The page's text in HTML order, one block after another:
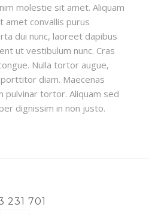
molestie sit amet. Aliquam
amet convallis purus
dui nunc, laoreet dapibus
ut vestibulum nunc. Cras
Nulla tortor augue,
diam. Maecenas
tortor. Aliquam sed
dignissim in non justo.
231 701